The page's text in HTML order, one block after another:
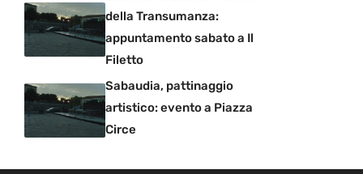
della Transumanza:
appuntamento sabato a Il
Filetto
Sabaudia, pattinaggio
artistico: evento a Piazza
Circe